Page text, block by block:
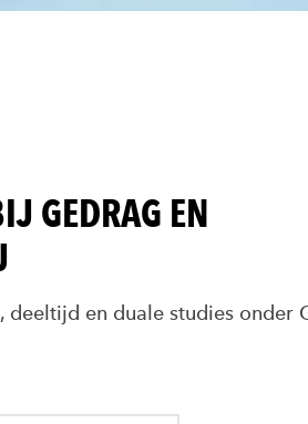
GEDRAG EN
en duale studies onder